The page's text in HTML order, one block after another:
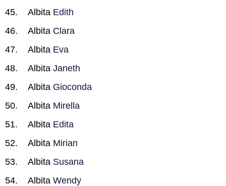
Albita Edith
Albita Clara
Albita Eva
Albita Janeth
Albita Gioconda
Albita Mirella
Albita Edita
Albita Mirian
Albita Susana
Albita Wendy